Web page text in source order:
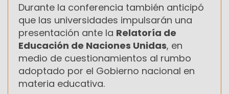
Durante la conferencia también anticipó
que las universidades impulsarán una
presentación ante la Relatoría de
Educación de Naciones Unidas, en
medio de cuestionamientos al rumbo
adoptado por el Gobierno nacional en
materia educativa.